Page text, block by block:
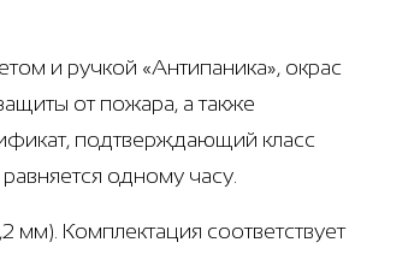
и ручкой «Антипаника», окрас
от пожара, а также
подтверждающий класс
одному часу.
мм). Комплектация соответствует